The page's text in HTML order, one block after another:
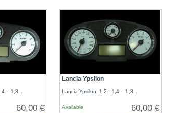
- 1,3...
60,00 €
Lancia Ypsilon
Lancia Ypsilon 1,2 - 1,4 - 1,3...
60,00 €
Available